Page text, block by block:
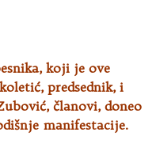
koji je ove
predsednik, i
, članovi, doneo
manifestacije.